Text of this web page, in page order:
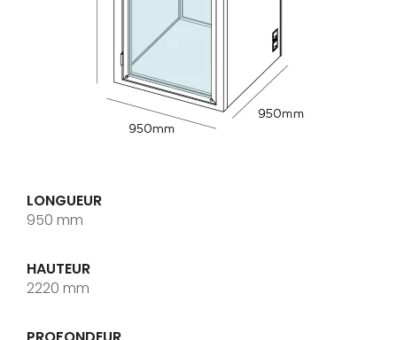
LONGUEUR
950 mm
HAUTEUR
2220 mm